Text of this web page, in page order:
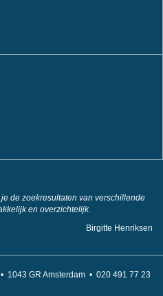
de zoekresultaten van verschillende
en overzichtelijk.
Birgitte Henriksen
1043 GR Amsterdam • 020 491 77 23